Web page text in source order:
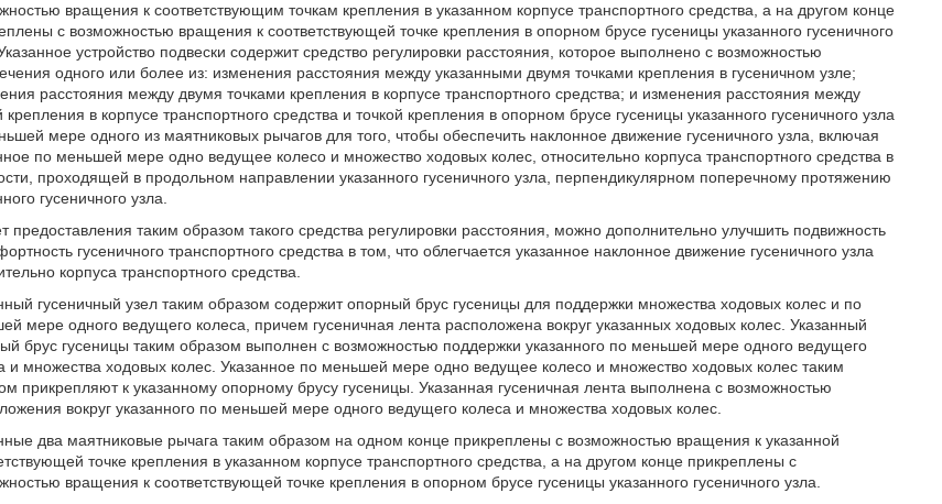
вращения к соответствующим точкам крепления в указанном корпусе транспортного средства, а на другом конце
с возможностью вращения к соответствующей точке крепления в опорном брусе гусеницы указанного гусеничного
устройство подвески содержит средство регулировки расстояния, которое выполнено с возможностью
одного или более из: изменения расстояния между указанными двумя точками крепления в гусеничном узле;
расстояния между двумя точками крепления в корпусе транспортного средства; и изменения расстояния между
крепления в корпусе транспортного средства и точкой крепления в опорном брусе гусеницы указанного гусеничного узла
мере одного из маятниковых рычагов для того, чтобы обеспечить наклонное движение гусеничного узла, включая
по меньшей мере одно ведущее колесо и множество ходовых колес, относительно корпуса транспортного средства в
проходящей в продольном направлении указанного гусеничного узла, перпендикулярном поперечному протяжению
гусеничного узла.
предоставления таким образом такого средства регулировки расстояния, можно дополнительно улучшить подвижность
гусеничного транспортного средства в том, что облегчается указанное наклонное движение гусеничного узла
корпуса транспортного средства.
гусеничный узел таким образом содержит опорный брус гусеницы для поддержки множества ходовых колес и по
мере одного ведущего колеса, причем гусеничная лента расположена вокруг указанных ходовых колес. Указанный
брус гусеницы таким образом выполнен с возможностью поддержки указанного по меньшей мере одного ведущего
и множества ходовых колес. Указанное по меньшей мере одно ведущее колесо и множество ходовых колес таким
прикрепляют к указанному опорному брусу гусеницы. Указанная гусеничная лента выполнена с возможностью
вокруг указанного по меньшей мере одного ведущего колеса и множества ходовых колес.
два маятниковые рычага таким образом на одном конце прикреплены с возможностью вращения к указанной
точке крепления в указанном корпусе транспортного средства, а на другом конце прикреплены с
вращения к соответствующей точке крепления в опорном брусе гусеницы указанного гусеничного узла.